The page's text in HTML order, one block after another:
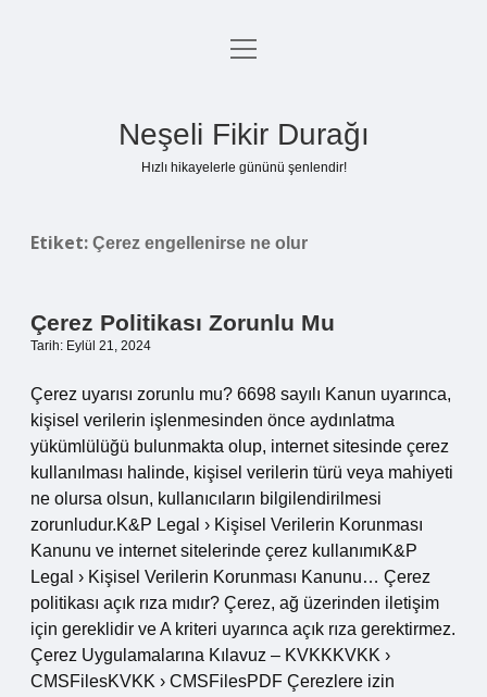
Anasayfa
menüyü
Neşeli Fikir Durağı
Hızlı hikayelerle gününü şenlendir!
Etiket: Çerez engellenirse ne olur
Çerez Politikası Zorunlu Mu
Tarih: Eylül 21, 2024
Çerez uyarısı zorunlu mu? 6698 sayılı Kanun uyarınca,
kişisel verilerin işlenmesinden önce aydınlatma
yükümlülüğü bulunmakta olup, internet sitesinde çerez
kullanılması halinde, kişisel verilerin türü veya mahiyeti
ne olursa olsun, kullanıcıların bilgilendirilmesi
zorunludur.K&P ​​Legal › Kişisel Verilerin Korunması
Kanunu ve internet sitelerinde çerez kullanımıK&P
Legal › Kişisel Verilerin Korunması Kanunu… Çerez
politikası açık rıza mıdır? Çerez, ağ üzerinden iletişim
için gereklidir ve A kriteri uyarınca açık rıza gerektirmez.
Çerez Uygulamalarına Kılavuz – KVKKKVKK ›
CMSFilesKVKK › CMSFilesPDF Çerezlere izin